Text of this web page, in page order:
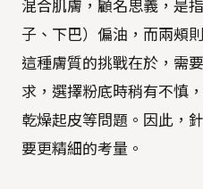
混合肌膚，顧名思義，是
子、下巴）偏油，而兩頰
這種膚質的挑戰在於，需
求，選擇粉底時稍有不慎
乾燥起皮等問題。因此，
要更精細的考量。